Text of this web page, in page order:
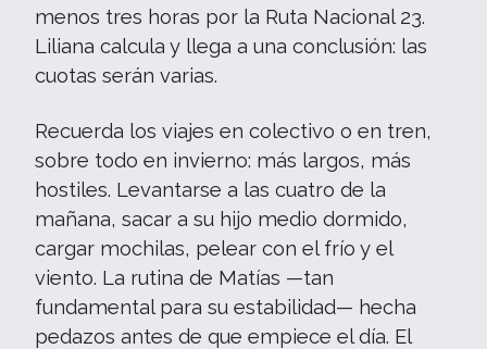
menos tres horas por la Ruta Nacional 23.
Liliana calcula y llega a una conclusión: las
cuotas serán varias.
Recuerda los viajes en colectivo o en tren,
sobre todo en invierno: más largos, más
hostiles. Levantarse a las cuatro de la
mañana, sacar a su hijo medio dormido,
cargar mochilas, pelear con el frío y el
viento. La rutina de Matías —tan
fundamental para su estabilidad— hecha
pedazos antes de que empiece el día. El